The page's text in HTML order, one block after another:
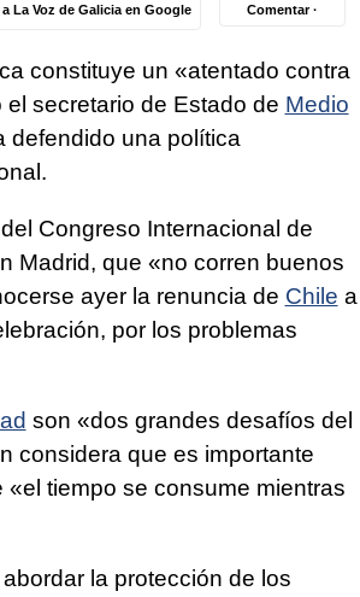
La Voz de Galicia en Google Comentar ·
constituye un «atentado contra
secretario de Estado de Medio
defendido una política
Congreso Internacional de
Madrid, que «no corren buenos
ayer la renuncia de Chile a
por los problemas
son «dos grandes desafíos del
considera que es importante
tiempo se consume mientras
la protección de los